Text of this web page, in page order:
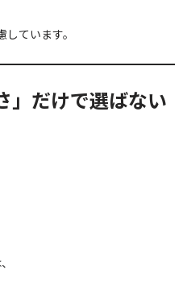
ています。
」だけで選ばない